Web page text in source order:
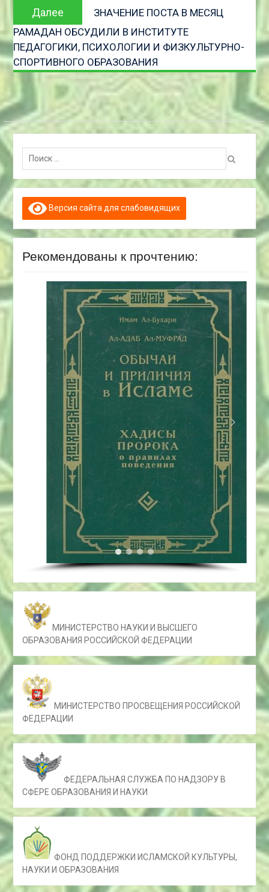
Далее
Следующая
запись
ЗНАЧЕНИЕ ПОСТА В МЕСЯЦ
РАМАДАН ОБСУДИЛИ В ИНСТИТУТЕ
ПЕДАГОГИКИ, ПСИХОЛОГИИ И ФИЗКУЛЬТУРНО-
СПОРТИВНОГО ОБРАЗОВАНИЯ
Поиск:
Версия сайта для слабовидящих
Рекомендованы к прочтению:
МИНИСТЕРСТВО НАУКИ И ВЫСШЕГО
ОБРАЗОВАНИЯ РОССИЙСКОЙ ФЕДЕРАЦИИ
МИНИСТЕРСТВО ПРОСВЕЩЕНИЯ РОССИЙСКОЙ
ФЕДЕРАЦИИ
ФЕДЕРАЛЬНАЯ СЛУЖБА ПО НАДЗОРУ В
СФЕРЕ ОБРАЗОВАНИЯ И НАУКИ
ФОНД ПОДДЕРЖКИ ИСЛАМСКОЙ КУЛЬТУРЫ,
НАУКИ И ОБРАЗОВАНИЯ